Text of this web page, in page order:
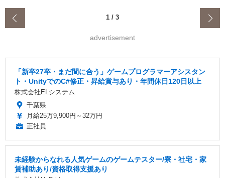
1 / 3
advertisement
「新卒27卒・まだ間に合う」ゲームプログラマーアシスタン
ト・UnityでのC#修正・昇給賞与あり・年間休日120日以上
株式会社ELシステム
千葉県
月給25万9,900円～32万円
正社員
未経験からなれる人気ゲームのゲームテスター/寮・社宅・家
賃補助あり/資格取得支援あり